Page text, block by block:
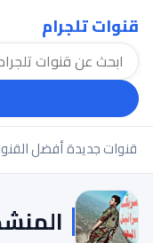
قنوات تلجرام
قنوات جديدةأفضل